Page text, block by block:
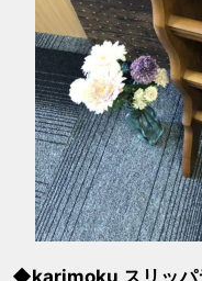
◆karimoku スリッパ